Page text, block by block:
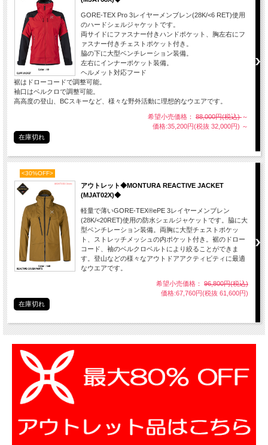
GORE-TEX Pro 3レイヤーメンブレン(28K/<6 RET)使用
のハードシェルジャケットです。
両サイドにファスナー付きハンドポケット、胸左右にフ
ァスナー付きチェストポケット付き。
脇の下に大型ベンチレーション装備。
左右にインナーポケット装備。
ヘルメット対応フード
裾はドローコードで調整可能。
袖口はベルクロで調整可能。
高高度の登山、BCスキーなど、様々な野外活動に理想的なウエアです。
希望小売価格： 88,000円(税込)～
価格:35,200円(税抜 32,000円) ～
在庫切れ
<30%OFF>
アウトレット◆MONTURA REACTIVE JACKET
(MJAT02X)◆
軽量で薄いGORE-TEX®ePE 3レイヤーメンブレン
(28K/<20RET)使用の防水シェルジャケットです。脇に大
型ベンチレーション装備。両胸に大型チェストポケッ
ト、ストレッチメッシュの内ポケット付き。裾のドロー
コード、袖のベルクロベルトにより絞ることができま
す。登山などの様々なアウトドアアクティビティに最適
なウエアです。
希望小売価格： 96,800円(税込)
価格:67,760円(税抜 61,600円)
在庫切れ